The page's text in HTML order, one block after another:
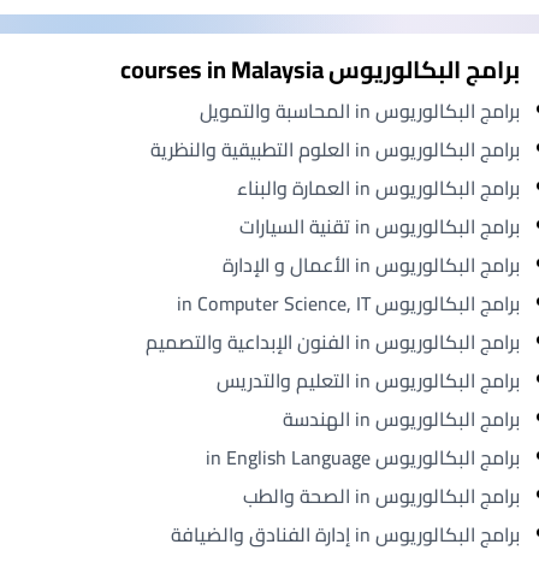
برامج البكالوريوس courses in Malaysia
برامج البكالوريوس in المحاسبة والتمويل
برامج البكالوريوس in العلوم التطبيقية والنظرية
برامج البكالوريوس in العمارة والبناء
برامج البكالوريوس in تقنية السيارات
برامج البكالوريوس in الأعمال و الإدارة
برامج البكالوريوس in Computer Science, IT
برامج البكالوريوس in الفنون الإبداعية والتصميم
برامج البكالوريوس in التعليم والتدريس
برامج البكالوريوس in الهندسة
برامج البكالوريوس in English Language
برامج البكالوريوس in الصحة والطب
برامج البكالوريوس in إدارة الفنادق والضيافة